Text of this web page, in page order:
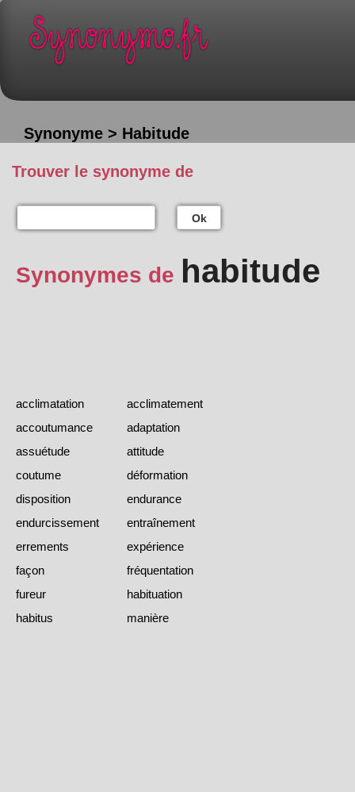
Synonyme > Habitude
Trouver le synonyme de
Ok
Synonymes de habitude
acclimatation
acclimatement
accoutumance
adaptation
assuétude
attitude
coutume
déformation
disposition
endurance
endurcissement
entraînement
errements
expérience
façon
fréquentation
fureur
habituation
habitus
manière